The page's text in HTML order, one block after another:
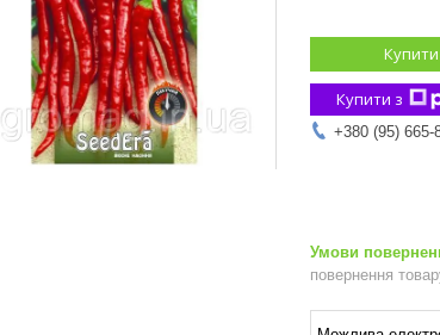
Купити
Купити з
+380 (95) 665-
повернення